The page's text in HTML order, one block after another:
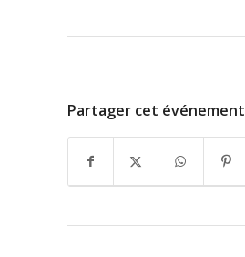
Partager cet événement